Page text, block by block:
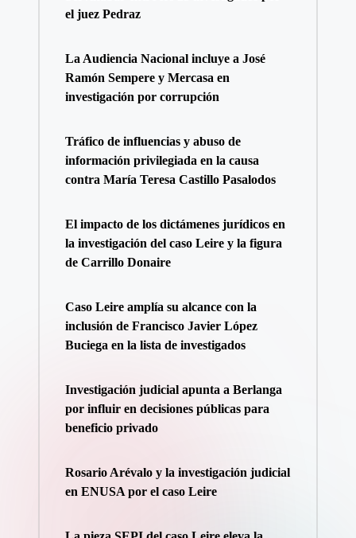
el juez Pedraz
La Audiencia Nacional incluye a José
Ramón Sempere y Mercasa en
investigación por corrupción
Tráfico de influencias y abuso de
información privilegiada en la causa
contra María Teresa Castillo Pasalodos
El impacto de los dictámenes jurídicos en
la investigación del caso Leire y la figura
de Carrillo Donaire
Caso Leire amplía su alcance con la
inclusión de Francisco Javier López
Buciega en la lista de investigados
Investigación judicial apunta a Berlanga
por influir en decisiones públicas para
beneficio privado
Rosario Arévalo y la investigación judicial
en ENUSA por el caso Leire